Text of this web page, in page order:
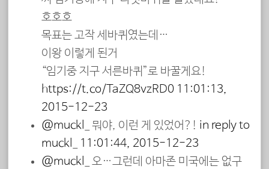
호호호
목표는 고작 세바퀴였는데…
이왕 이렇게 된거
“임기중 지구 서른바퀴”로 바꿀게요!
https://t.co/TaZQ8vzRD0 11:01:13,
2015-12-23
@muckl_
뭐야, 이런 게 있었어?! in reply to
muckl_
11:01:44, 2015-12-23
@muckl_
오…그런데 아마존 미국에는 없구